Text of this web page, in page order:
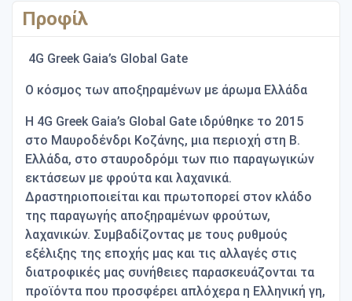
Προφίλ
4G Greek Gaia’s Global Gate
Ο κόσμος των αποξηραμένων με άρωμα Ελλάδα
Η 4G Greek Gaia’s Global Gate ιδρύθηκε το 2015
στο Μαυροδένδρι Κοζάνης, μια περιοχή στη Β.
Ελλάδα, στο σταυροδρόμι των πιο παραγωγικών
εκτάσεων με φρούτα και λαχανικά.
Δραστηριοποιείται και πρωτοπορεί στον κλάδο
της παραγωγής αποξηραμένων φρούτων,
λαχανικών. Συμβαδίζοντας με τους ρυθμούς
εξέλιξης της εποχής μας και τις αλλαγές στις
διατροφικές μας συνήθειες παρασκευάζονται τα
προϊόντα που προσφέρει απλόχερα η Ελληνική γη,